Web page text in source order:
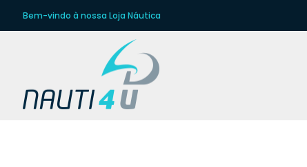
Bem-vindo à nossa Loja Náutica